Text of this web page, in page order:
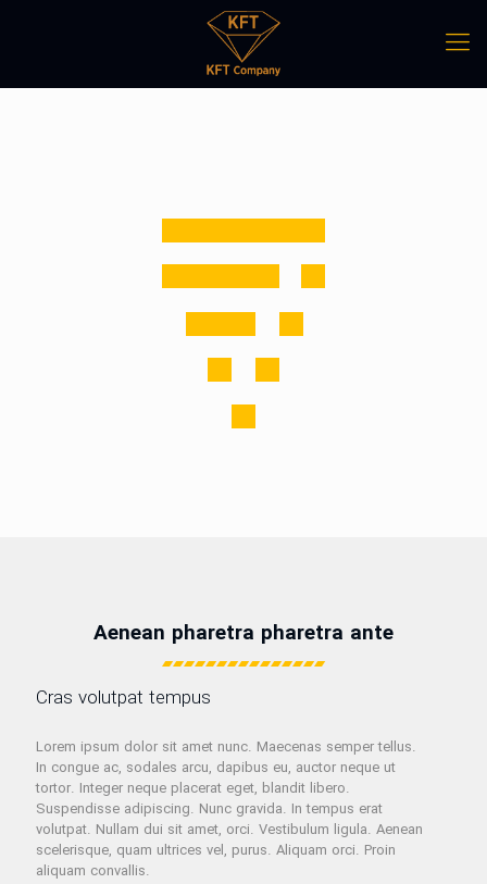
Aenean pharetra pharetra ante
Cras volutpat tempus
Lorem ipsum dolor sit amet nunc. Maecenas semper tellus.
In congue ac, sodales arcu, dapibus eu, auctor neque ut
tortor. Integer neque placerat eget, blandit libero.
Suspendisse adipiscing. Nunc gravida. In tempus erat
volutpat. Nullam dui sit amet, orci. Vestibulum ligula. Aenean
scelerisque, quam ultrices vel, purus. Aliquam orci. Proin
aliquam convallis.